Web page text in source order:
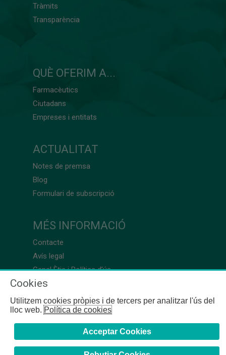
Tràmits
Transparència
QUÈ OFERIM A...
Farmacèutics
Ciutadans
Empreses i entitats
ACTUALITAT
Notes de premsa
Blog
Formulari de subscripció
MÉS INFORMACIÓ
Contacte
Avís legal
Canal Ètic i Política d’ús
Cookies
Utilitzem cookies pròpies i de tercers per analitzar l'ús del
lloc web.Política de cookies
Acceptar Cookies